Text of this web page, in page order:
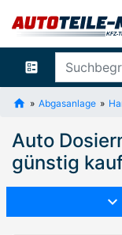
ballot
Abgasanlage
Auto
günstig